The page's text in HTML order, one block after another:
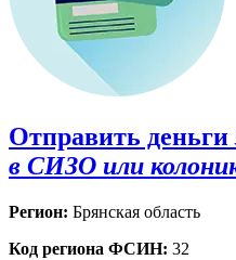
Отправить деньги
в СИЗО или
Регион: Брянская область
Код региона ФСИН: 32